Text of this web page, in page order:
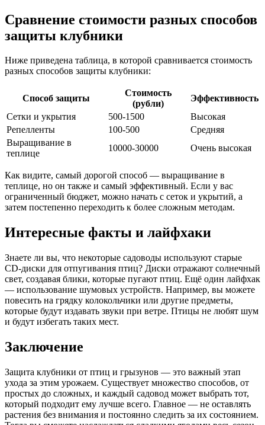
Сравнение стоимости разных способов
защиты клубники
Ниже приведена таблица, в которой сравнивается стоимость
разных способов защиты клубники:
Способ защиты
Стоимость
(рубли)
Эффективность
Сетки и укрытия
500-1500
Высокая
Репелленты
100-500
Средняя
Выращивание в
теплице
10000-30000 Очень высокая
Как видите, самый дорогой способ — выращивание в
теплице, но он также и самый эффективный. Если у вас
ограниченный бюджет, можно начать с сеток и укрытий, а
затем постепенно переходить к более сложным методам.
Интересные факты и лайфхаки
Знаете ли вы, что некоторые садоводы используют старые
CD-диски для отпугивания птиц? Диски отражают солнечный
свет, создавая блики, которые пугают птиц. Ещё один лайфхак
— использование шумовых устройств. Например, вы можете
повесить на грядку колокольчики или другие предметы,
которые будут издавать звуки при ветре. Птицы не любят шум
и будут избегать таких мест.
Заключение
Защита клубники от птиц и грызунов — это важный этап
ухода за этим урожаем. Существует множество способов, от
простых до сложных, и каждый садовод может выбрать тот,
который подходит ему лучше всего. Главное — не оставлять
растения без внимания и постоянно следить за их состоянием.